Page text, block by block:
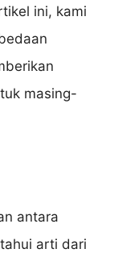
ini, kami
masing-
antara
arti dari